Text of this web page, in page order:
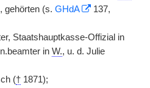
gehörten (s. GHdA
137,
Staatshauptkasse-Offizial in
in W., u. d. Julie
(† 1871);